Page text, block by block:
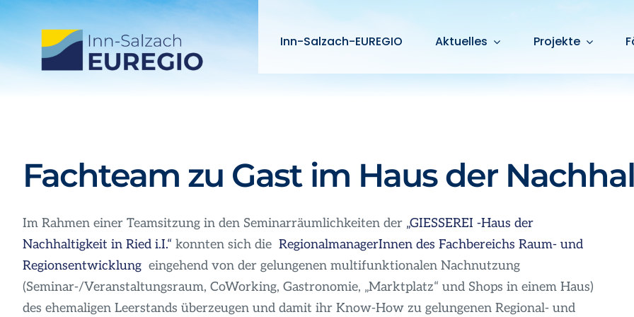
springen
Inn-Salzach-EUREGIO Aktuelles Projekte
Fachteam zu Gast im Haus der
Im Rahmen einer Teamsitzung in den Seminarräumlichkeiten der „GIESSEREI -Haus der
Nachhaltigkeit in Ried i.I.“ konnten sich die RegionalmanagerInnen des Fachbereichs Raum- und
Regionsentwicklungeingehend von der gelungenen multifunktionalen Nachnutzung
(Seminar-/Veranstaltungsraum, CoWorking, Gastronomie, „Marktplatz“ und Shops in einem Haus)
des ehemaligen Leerstands überzeugen und damit ihr Know-How zu gelungenen Regional- und